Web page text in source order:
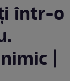
într-o
|